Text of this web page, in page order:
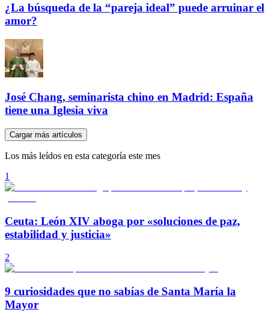
¿La búsqueda de la “pareja ideal” puede arruinar el
amor?
José Chang, seminarista chino en Madrid: España
tiene una Iglesia viva
Cargar más artículos
Los más leídos en esta categoría este mes
1
Ceuta: León XIV aboga por «soluciones de paz,
estabilidad y justicia»
2
9 curiosidades que no sabías de Santa María la
Mayor